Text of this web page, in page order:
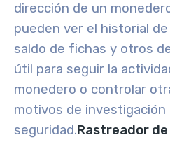
dirección de un
pueden ver el historial
saldo de fichas y otros
útil para seguir la
monedero o controlar
motivos de investigación
seguridad.Rastreador